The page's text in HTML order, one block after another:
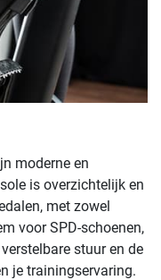
moderne en
is overzichtelijk en
met zowel
voor SPD-schoenen,
stuur en de
je trainingservaring.